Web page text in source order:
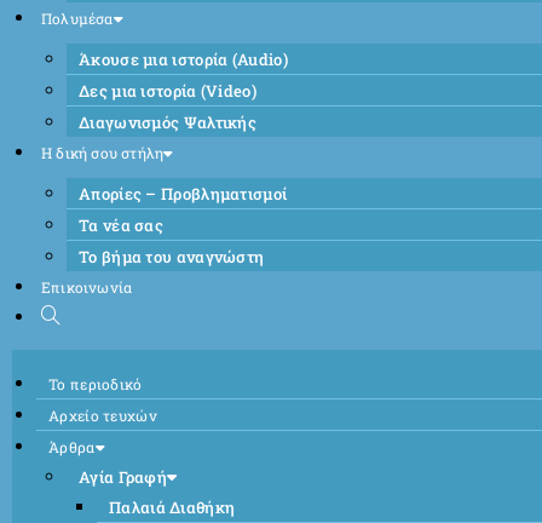
Πολυμέσα
Άκουσε μια ιστορία (Audio)
Δες μια ιστορία (Video)
Διαγωνισμός Ψαλτικής
Η δική σου στήλη
Απορίες – Προβληματισμοί
Τα νέα σας
Το βήμα του αναγνώστη
Επικοινωνία
Το περιοδικό
Αρχείο τευχών
Άρθρα
Αγία Γραφή
Παλαιά Διαθήκη